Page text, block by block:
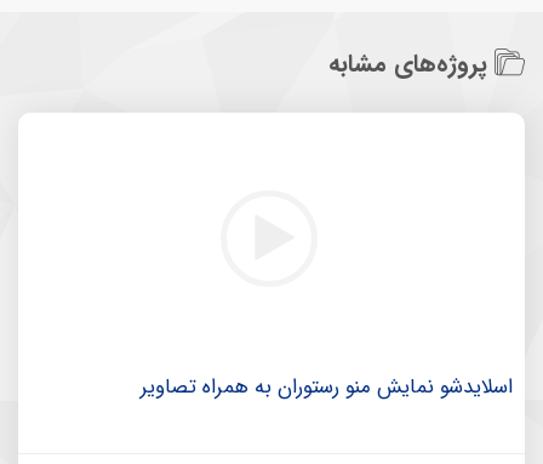
پروژه‌های مشابه
اسلایدشو نمایش منو رستوران به همراه تصاویر